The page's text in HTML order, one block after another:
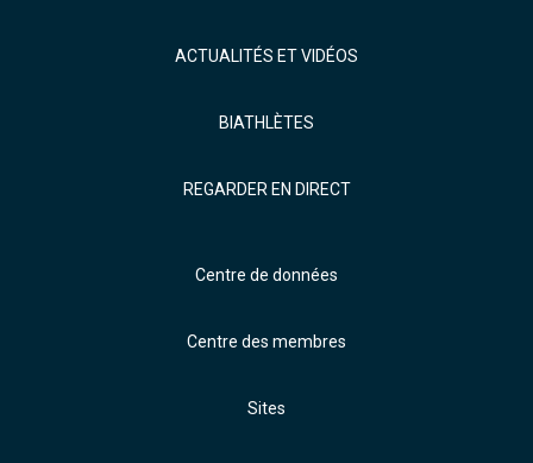
ACTUALITÉS ET VIDÉOS
BIATHLÈTES
REGARDER EN DIRECT
Centre de données
Centre des membres
Sites